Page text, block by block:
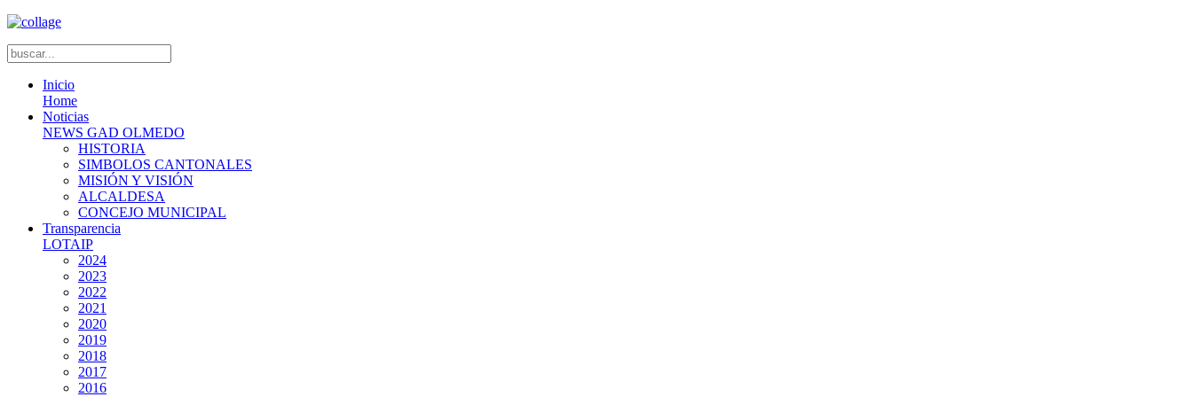
Inicio
Home
Noticias
NEWS GAD OLMEDO
HISTORIA
SIMBOLOS CANTONALES
MISIÓN Y VISIÓN
ALCALDESA
CONCEJO MUNICIPAL
Transparencia
LOTAIP
2024
2023
2022
2021
2020
2019
2018
2017
2016